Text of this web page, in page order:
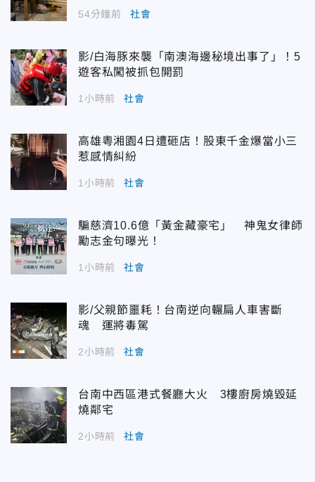
54分鐘前 社會
影/白海豚來襲「南澳海邊秘境出事了」！5
遊客私闖被抓包開罰
1小時前 社會
高雄粵湘園4日遭砸店！股東千金爆當小三
惹感情糾紛
1小時前 社會
騙慈濟10.6億「黃金藏豪宅」 神鬼女律師
勵志金句曝光！
1小時前 社會
影/父親節噩耗！台南逆向輾扁人車害斷
魂 運將毒駕
2小時前 社會
台南中西區港式餐廳大火 3樓廚房燒毀延
燒鄰宅
2小時前 社會